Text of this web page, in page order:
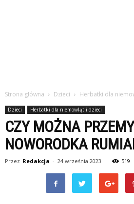
Strona główna Dzieci Herbatki dla
Dzieci Herbatki dla niemowląt i dzieci
CZY MOŻNA
NOWORODKA
Przez Redakcja - 24 września 2023 519